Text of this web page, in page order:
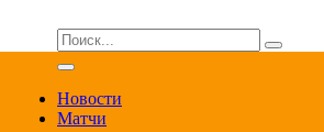
Новости
Матчи